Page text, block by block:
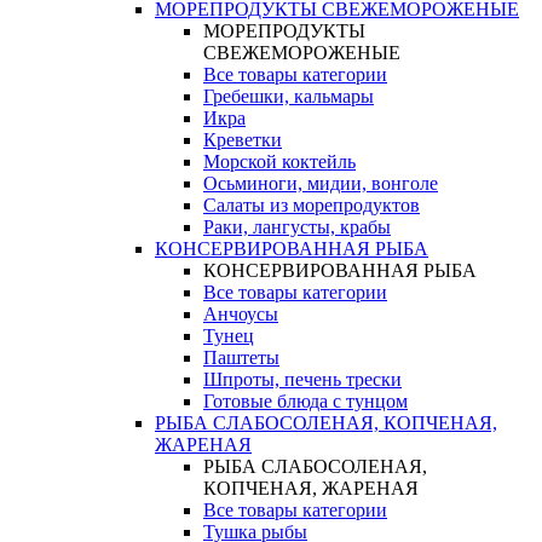
МОРЕПРОДУКТЫ СВЕЖЕМОРОЖЕНЫЕ
МОРЕПРОДУКТЫ
СВЕЖЕМОРОЖЕНЫЕ
Все товары категории
Гребешки, кальмары
Икра
Креветки
Морской коктейль
Осьминоги, мидии, вонголе
Салаты из морепродуктов
Раки, лангусты, крабы
КОНСЕРВИРОВАННАЯ РЫБА
КОНСЕРВИРОВАННАЯ РЫБА
Все товары категории
Анчоусы
Тунец
Паштеты
Шпроты, печень трески
Готовые блюда с тунцом
РЫБА СЛАБОСОЛЕНАЯ, КОПЧЕНАЯ,
ЖАРЕНАЯ
РЫБА СЛАБОСОЛЕНАЯ,
КОПЧЕНАЯ, ЖАРЕНАЯ
Все товары категории
Тушка рыбы